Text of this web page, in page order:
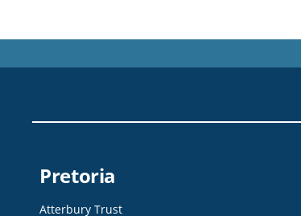
Pretoria
Atterbury Trust